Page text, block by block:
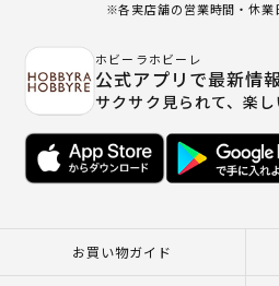
※各実店舗の営業時間・休業
ホビーラホビーレ
公式アプリで最新情
サクサク見られて、楽
お買い物ガイド